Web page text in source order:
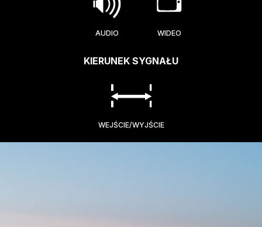
AUDIO WIDEO
KIERUNEK SYGNAŁU
WEJŚCIE/WYJŚCIE